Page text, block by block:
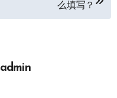
么填写？
admin